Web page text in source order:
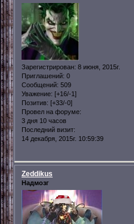
Зарегистрирован: 8 июня, 2015г.
Приглашений: 0
Сообщений: 509
Уважение: [+16/-1]
Позитив: [+33/-0]
Провел на форуме:
3 дня 10 часов
Последний визит:
14 декабря, 2015г. 10:59:39
Zeddikus
Надмозг